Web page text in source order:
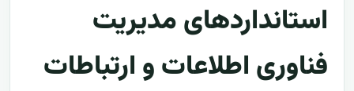
استانداردهای مدیریت
فناوری اطلاعات و ارتباطات